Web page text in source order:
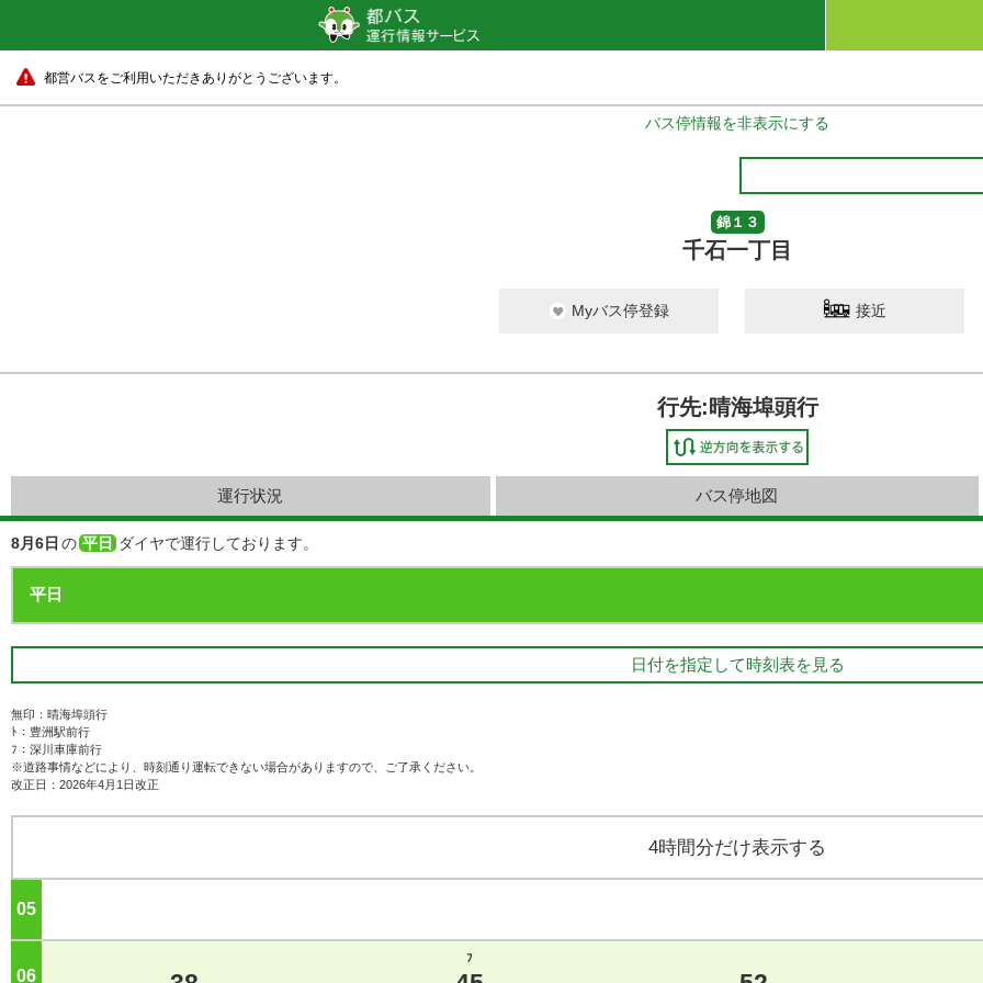
都営バスをご利用いただきありがとうございます。
バス停情報を非表示にする
錦１３
千石一丁目
Myバス停登録 接近
行先:晴海埠頭行
運行状況 バス停地図
8月6日 の 平日 ダイヤで運行しております。
日付を指定して時刻表を見る
無印：晴海埠頭行
ﾄ：豊洲駅前行
ﾌ：深川車庫前行
※道路事情などにより、時刻通り運転できない場合がありますので、ご了承ください。
改正日：2026年4月1日改正
4時間分だけ表示する
05
06
ﾌ